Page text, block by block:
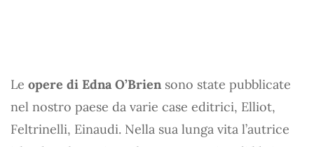
Le opere di Edna O’Brien sono state pubblicate
nel nostro paese da varie case editrici, Elliot,
Feltrinelli, Einaudi. Nella sua lunga vita l’autrice